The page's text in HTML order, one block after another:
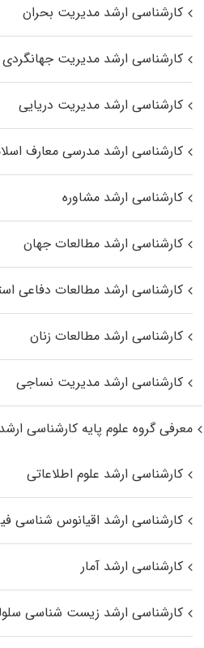
کارشناسی ارشد مدیریت بحران
کارشناسی ارشد مدیریت جهانگردی
کارشناسی ارشد مدیریت دریایی
کارشناسی ارشد مدرسی معارف
کارشناسی ارشد مشاوره
کارشناسی ارشد مطالعات جهان
کارشناسی ارشد مطالعات دفاعی
کارشناسی ارشد مطالعات زنان
کارشناسی ارشد مدیریت نساجی
معرفی گروه علوم پایه کارشناسی ارشد
کارشناسی ارشد علوم اطلاعاتی
کارشناسی ارشد اقیانوس‌ شناسی
کارشناسی ارشد آمار
کارشناسی ارشد زیست شناسی